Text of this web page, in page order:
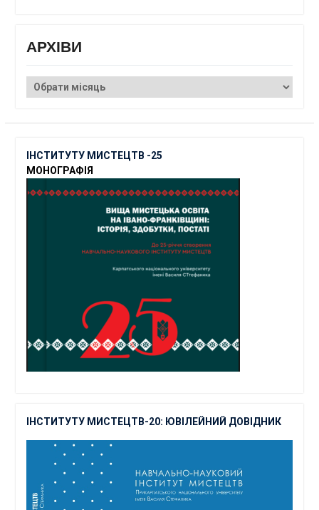
АРХІВИ
АРХІВИ
ІНСТИТУТУ МИСТЕЦТВ -25
МОНОГРАФІЯ
ІНСТИТУТУ МИСТЕЦТВ-20: ЮВІЛЕЙНИЙ ДОВІДНИК